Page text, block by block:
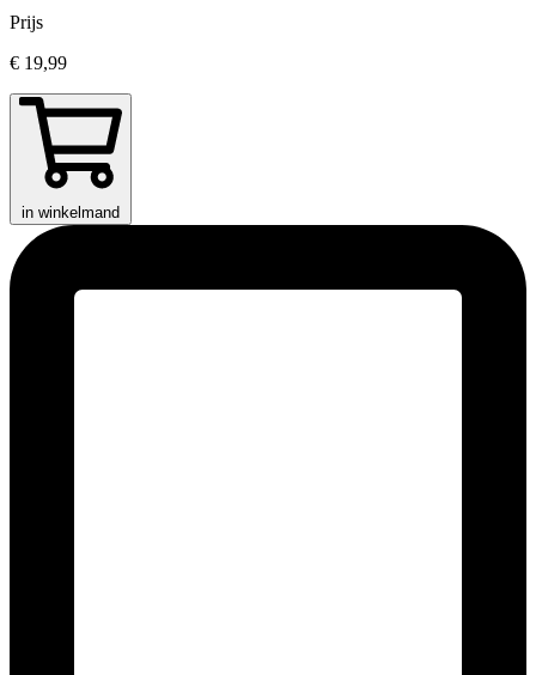
Prijs
€ 19,99
in winkelmand